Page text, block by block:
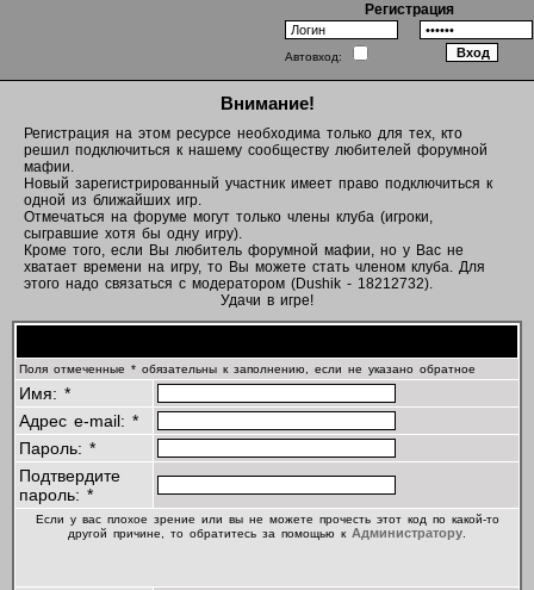
Регистрация
Автовход:
Внимание!
Регистрация на этом ресурсе необходима только для тех, кто
решил подключиться к нашему сообществу любителей форумной
мафии.
Новый зарегистрированный участник имеет право подключиться к
одной из ближайших игр.
Отмечаться на форуме могут только члены клуба (игроки,
сыгравшие хотя бы одну игру).
Кроме того, если Вы любитель форумной мафии, но у Вас не
хватает времени на игру, то Вы можете стать членом клуба. Для
этого надо связаться с модератором (Dushik - 18212732).
Удачи в игре!
Поля отмеченные * обязательны к заполнению, если не указано обратное
Имя: *
Адрес e-mail: *
Пароль: *
Подтвердите
пароль: *
Если у вас плохое зрение или вы не можете прочесть этот код по какой-то
другой причине, то обратитесь за помощью к Администратору